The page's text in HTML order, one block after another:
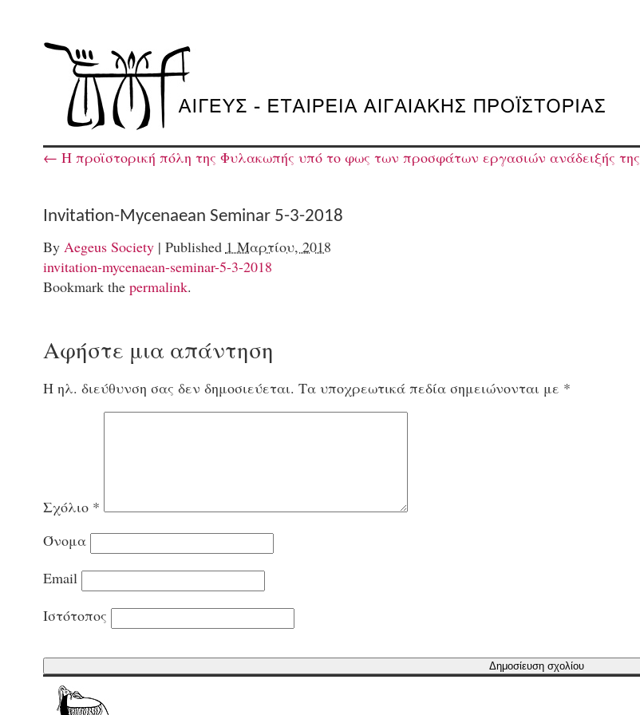
← Η προϊστορική πόλη της Φυλακωπής υπό το φως των προσφάτων εργασιών ανάδειξής της
Invitation-Mycenaean Seminar 5-3-2018
By Aegeus Society | Published 1 Μαρτίου, 2018
invitation-mycenaean-seminar-5-3-2018
Bookmark the permalink.
Αφήστε μια απάντηση
Η ηλ. διεύθυνση σας δεν δημοσιεύεται. Τα υποχρεωτικά πεδία σημειώνονται με *
Σχόλιο *
Όνομα
Email
Ιστότοπος